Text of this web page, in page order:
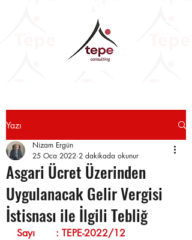
Yazı
Asgari Ücret Üzerinden
Uygulanacak Gelir Vergisi
İstisnası ile İlgili Tebliğ
Nizam Ergün
25 Oca 2022 2 dakikada okunur
Sayı       : TEPE-2022/12